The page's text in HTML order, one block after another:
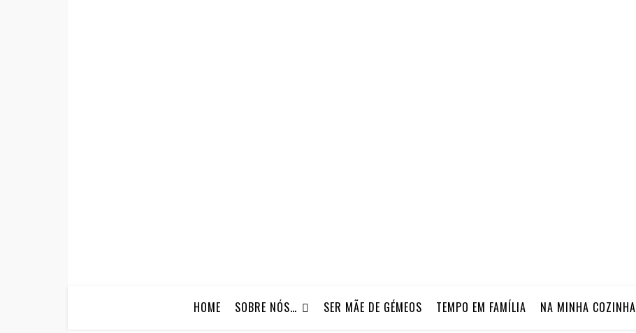
HOME SOBRE NÓS… SER MÃE DE GÉMEOS TEMPO EM FAMÍLIA NA MINHA COZINHA